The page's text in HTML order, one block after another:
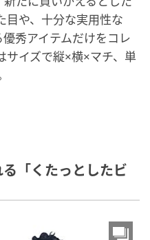
目や、十分な実用性な
秀アイテムだけをコレ
サイズで縦×横×マチ、単
「くたっとしたビ